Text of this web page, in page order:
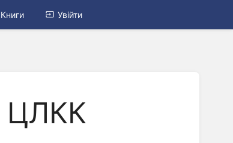
Книги Увійти
ЦЛКК